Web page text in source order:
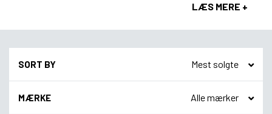
LÆS MERE +
SORT BY
MÆRKE